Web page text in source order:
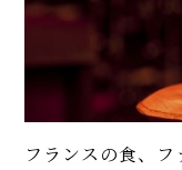
フランスの食、